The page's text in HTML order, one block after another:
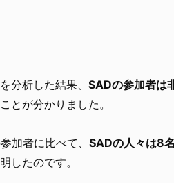
分析した結果、 SADの参加者は
ことが分かりました。
加者に比べて、 SADの人々は8
したのです。